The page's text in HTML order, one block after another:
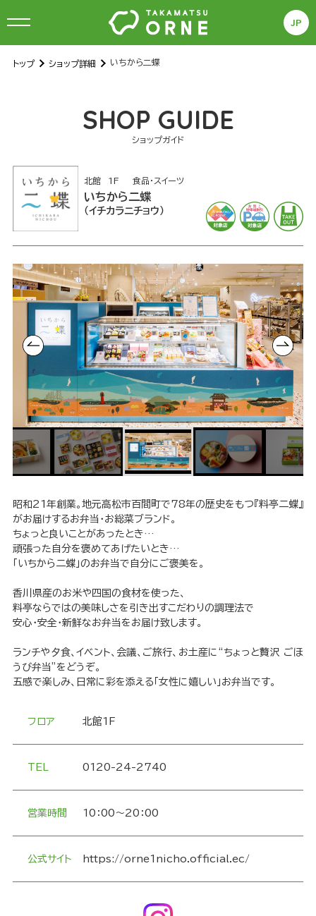
JP
トップ ショップ詳細 いちから二蝶
SHOP GUIDE
ショップガイド
北館 1F 食品・スイーツ
いちから二蝶
イチカラニチョウ
昭和21年創業。地元高松市百間町で78年の歴史をもつ『料亭二蝶』
がお届けするお弁当・お総菜ブランド。
ちょっと良いことがあったとき…
頑張った自分を褒めてあげたいとき…
「いちから二蝶」のお弁当で自分にご褒美を。
香川県産のお米や四国の食材を使った、
料亭ならではの美味しさを引き出すこだわりの調理法で
安心・安全・新鮮なお弁当をお届け致します。
ランチや夕食、イベント、会議、ご旅行、お土産に“ちょっと贅沢 ごほ
うび弁当”をどうぞ。
五感で楽しみ、日常に彩を添える「女性に嬉しい」お弁当です。
フロア 北館1F
TEL 0120-24-2740
営業時間 10：00～20：00
公式サイト https://orne1nicho.official.ec/